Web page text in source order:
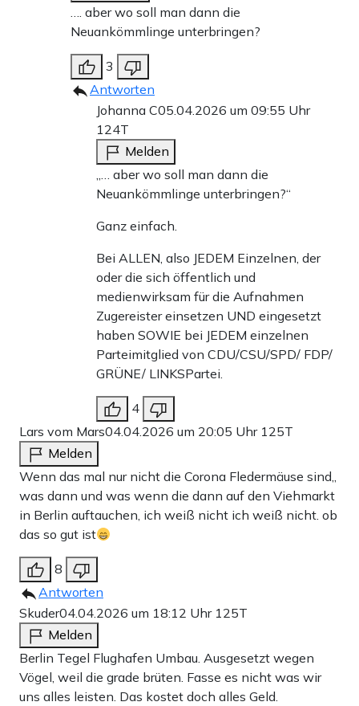
…. aber wo soll man dann die
Neuankömmlinge unterbringen?
3
Antworten
Johanna C05.04.2026 um 09:55 Uhr
124T
Melden
„… aber wo soll man dann die
Neuankömmlinge unterbringen?“
Ganz einfach.
Bei ALLEN, also JEDEM Einzelnen, der
oder die sich öffentlich und
medienwirksam für die Aufnahmen
Zugereister einsetzen UND eingesetzt
haben SOWIE bei JEDEM einzelnen
Parteimitglied von CDU/CSU/SPD/ FDP/
GRÜNE/ LINKSPartei.
4
Lars vom Mars04.04.2026 um 20:05 Uhr 125T
Melden
Wenn das mal nur nicht die Corona Fledermäuse sind,,
was dann und was wenn die dann auf den Viehmarkt
in Berlin auftauchen, ich weiß nicht ich weiß nicht. ob
das so gut ist
8
Antworten
Skuder04.04.2026 um 18:12 Uhr 125T
Melden
Berlin Tegel Flughafen Umbau. Ausgesetzt wegen
Vögel, weil die grade brüten. Fasse es nicht was wir
uns alles leisten. Das kostet doch alles Geld.